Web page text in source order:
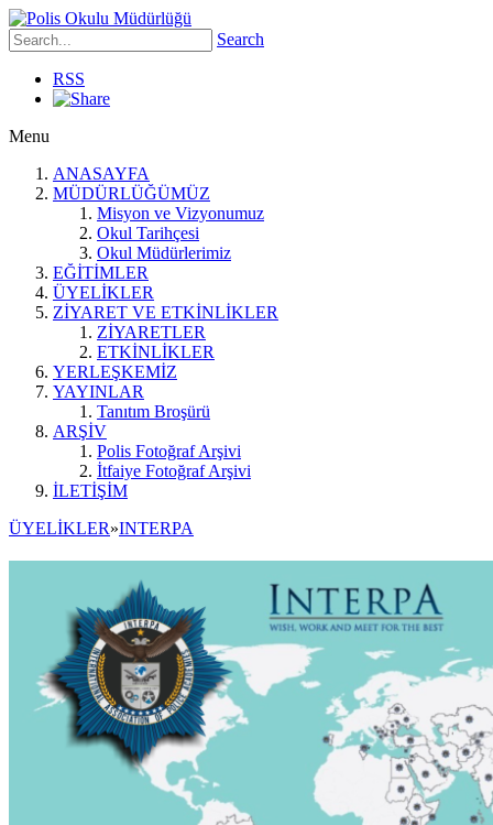
Search
RSS
Menu
ANASAYFA
MÜDÜRLÜĞÜMÜZ
Misyon ve Vizyonumuz
Okul Tarihçesi
Okul Müdürlerimiz
EĞİTİMLER
ÜYELİKLER
ZİYARET VE ETKİNLİKLER
ZİYARETLER
ETKİNLİKLER
YERLEŞKEMİZ
YAYINLAR
Tanıtım Broşürü
ARŞİV
Polis Fotoğraf Arşivi
İtfaiye Fotoğraf Arşivi
İLETİŞİM
ÜYELİKLER»INTERPA